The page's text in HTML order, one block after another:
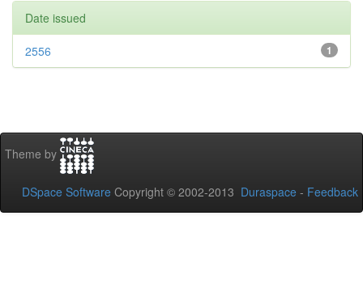
Date issued
1
2556
Theme by
DSpace Software Copyright © 2002-2013 Duraspace - Feedback